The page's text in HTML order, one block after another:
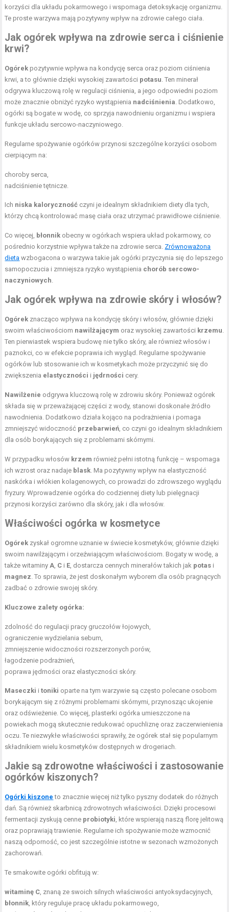
korzyści dla układu pokarmowego i wspomaga detoksykację organizmu.
Te proste warzywa mają pozytywny wpływ na zdrowie całego ciała.
Jak ogórek wpływa na zdrowie serca i ciśnienie
krwi?
Ogórek pozytywnie wpływa na kondycję serca oraz poziom ciśnienia
krwi, a to głównie dzięki wysokiej zawartości potasu. Ten minerał
odgrywa kluczową rolę w regulacji ciśnienia, a jego odpowiedni poziom
może znacznie obniżyć ryzyko wystąpienia nadciśnienia. Dodatkowo,
ogórki są bogate w wodę, co sprzyja nawodnieniu organizmu i wspiera
funkcje układu sercowo-naczyniowego.
Regularne spożywanie ogórków przynosi szczególne korzyści osobom
cierpiącym na:
choroby serca,
nadciśnienie tętnicze.
Ich niska kaloryczność czyni je idealnym składnikiem diety dla tych,
którzy chcą kontrolować masę ciała oraz utrzymać prawidłowe ciśnienie.
Co więcej, błonnik obecny w ogórkach wspiera układ pokarmowy, co
pośrednio korzystnie wpływa także na zdrowie serca. Zrównoważona
dieta wzbogacona o warzywa takie jak ogórki przyczynia się do lepszego
samopoczucia i zmniejsza ryzyko wystąpienia chorób sercowo-
naczyniowych.
Jak ogórek wpływa na zdrowie skóry i włosów?
Ogórek znacząco wpływa na kondycję skóry i włosów, głównie dzięki
swoim właściwościom nawilżającym oraz wysokiej zawartości krzemu.
Ten pierwiastek wspiera budowę nie tylko skóry, ale również włosów i
paznokci, co w efekcie poprawia ich wygląd. Regularne spożywanie
ogórków lub stosowanie ich w kosmetykach może przyczynić się do
zwiększenia elastyczności i jędrności cery.
Nawilżenie odgrywa kluczową rolę w zdrowiu skóry. Ponieważ ogórek
składa się w przeważającej części z wody, stanowi doskonałe źródło
nawodnienia. Dodatkowo działa kojąco na podrażnienia i pomaga
zmniejszyć widoczność przebarwień, co czyni go idealnym składnikiem
dla osób borykających się z problemami skórnymi.
W przypadku włosów krzem również pełni istotną funkcję – wspomaga
ich wzrost oraz nadaje blask. Ma pozytywny wpływ na elastyczność
naskórka i włókien kolagenowych, co prowadzi do zdrowszego wyglądu
fryzury. Wprowadzenie ogórka do codziennej diety lub pielęgnacji
przynosi korzyści zarówno dla skóry, jak i dla włosów.
Właściwości ogórka w kosmetyce
Ogórek zyskał ogromne uznanie w świecie kosmetyków, głównie dzięki
swoim nawilżającym i orzeźwiającym właściwościom. Bogaty w wodę, a
także witaminyA, C i E, dostarcza cennych minerałów takich jak potas i
magnez. To sprawia, że jest doskonałym wyborem dla osób pragnących
zadbać o zdrowie swojej skóry.
Kluczowe zalety ogórka:
zdolność do regulacji pracy gruczołów łojowych,
ograniczenie wydzielania sebum,
zmniejszenie widoczności rozszerzonych porów,
łagodzenie podrażnień,
poprawa jędrności oraz elastyczności skóry.
Maseczki itoniki oparte na tym warzywie są często polecane osobom
borykającym się z różnymi problemami skórnymi, przynosząc ukojenie
oraz odświeżenie. Co więcej, plasterki ogórka umieszczone na
powiekach mogą skutecznie redukować opuchliznę oraz zaczerwienienia
oczu. Te niezwykłe właściwości sprawiły, że ogórek stał się popularnym
składnikiem wielu kosmetyków dostępnych w drogeriach.
Jakie są zdrowotne właściwości i zastosowanie
ogórków kiszonych?
Ogórki kiszone to znacznie więcej niż tylko pyszny dodatek do różnych
dań. Są również skarbnicą zdrowotnych właściwości. Dzięki procesowi
fermentacji zyskują cenne probiotyki, które wspierają naszą florę jelitową
oraz poprawiają trawienie. Regularne ich spożywanie może wzmocnić
naszą odporność, co jest szczególnie istotne w sezonach wzmożonych
zachorowań.
Te smakowite ogórki obfitują w:
witaminę C, znaną ze swoich silnych właściwości antyoksydacyjnych,
błonnik, który reguluje pracę układu pokarmowego,